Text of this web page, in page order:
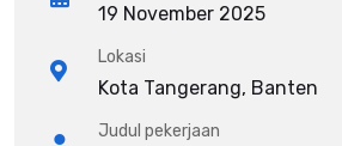
19 November 2025
Lokasi
Kota Tangerang, Banten
Judul pekerjaan